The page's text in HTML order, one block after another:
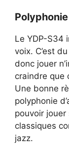
Polyphonie
Le YDP-S34
voix. C’est
donc jouer
craindre que
Une bonne
polyphonie
pouvoir
classiques
jazz.